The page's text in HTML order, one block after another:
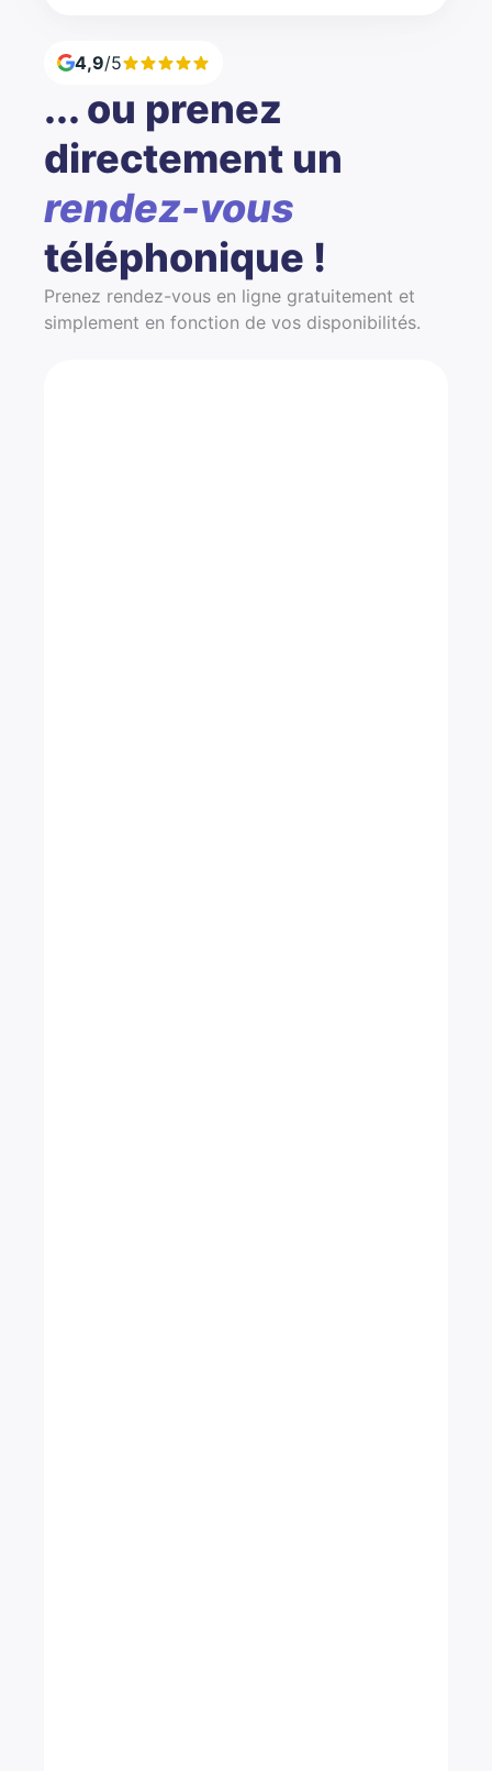
4,9/5
... ou prenez
directement un
rendez-vous
téléphonique !
Prenez rendez-vous en ligne gratuitement et
simplement en fonction de vos disponibilités.